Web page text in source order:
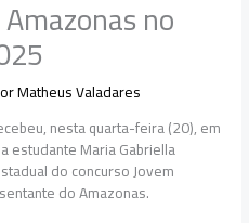
no
Matheus Valadares
nesta quarta-feira (20), em
estudante Maria Gabriella
do concurso Jovem
do Amazonas.